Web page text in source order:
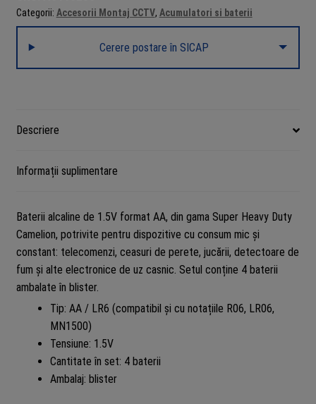
Super
Duty,
Blister
Categorii: Accesorii Montaj CCTV, Acumulatori si baterii
Cerere postare în SICAP
Descriere
Informații suplimentare
Baterii alcaline de 1.5V format AA, din gama Super Heavy Duty
Camelion, potrivite pentru dispozitive cu consum mic și
constant: telecomenzi, ceasuri de perete, jucării, detectoare de
fum și alte electronice de uz casnic. Setul conține 4 baterii
ambalate în blister.
Tip: AA / LR6 (compatibil și cu notațiile R06, LR06,
MN1500)
Tensiune: 1.5V
Cantitate în set: 4 baterii
Ambalaj: blister